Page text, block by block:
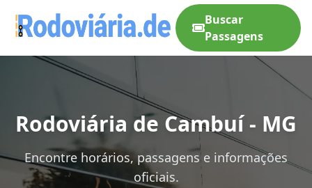
Buscar
Passagens
Rodoviária de Cambuí - MG
Encontre horários, passagens e informações
oficiais.